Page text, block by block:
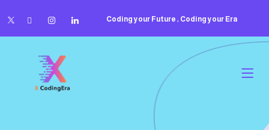
Coding your Future , Coding your Era